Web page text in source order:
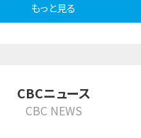
もっと見る
CBCニュース
CBC NEWS